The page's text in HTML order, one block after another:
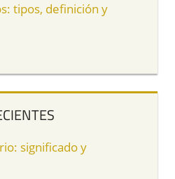
tipos, definición y
significado y